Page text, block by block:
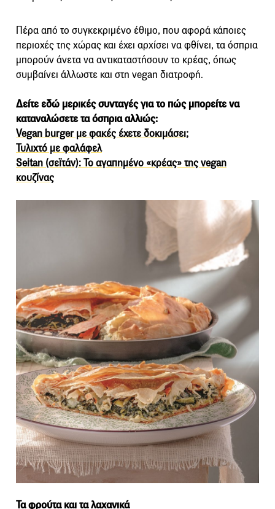
Πέρα από το συγκεκριμένο έθιμο, που αφορά κάποιες
περιοχές της χώρας και έχει αρχίσει να φθίνει, τα όσπρια
μπορούν άνετα να αντικαταστήσουν το κρέας, όπως
συμβαίνει άλλωστε και στη vegan διατροφή.
Δείτε εδώ μερικές συνταγές για το πώς μπορείτε να
καταναλώσετε τα όσπρια αλλιώς:
Vegan burger με φακές έχετε δοκιμάσει;
Τυλιχτό με φαλάφελ
Seitan (σεϊτάν): To αγαπημένο «κρέας» της vegan
κουζίνας
Τα φρούτα και τα λαχανικά